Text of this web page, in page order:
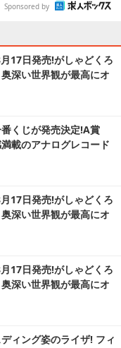
Sponsored by
17日発売!がしゃどくろ
深い世界観が最高にオ
くじが発売決定!A賞
載のアナログレコード
17日発売!がしゃどくろ
深い世界観が最高にオ
17日発売!がしゃどくろ
深い世界観が最高にオ
ィング姿のライザ! フィ